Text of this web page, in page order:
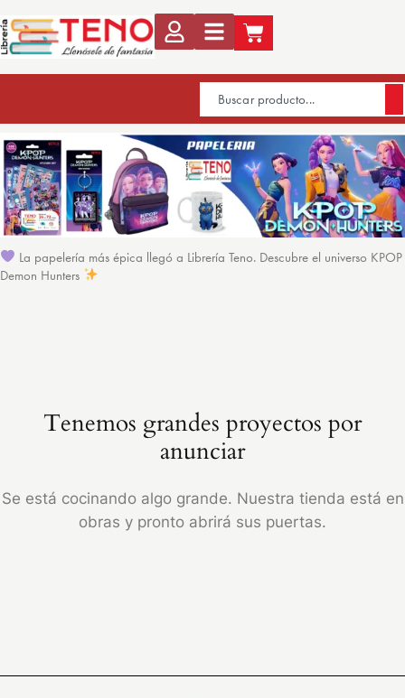
La papelería más épica llegó a Librería Teno. Descubre el universo KPOP
Demon Hunters
Tenemos grandes proyectos por
anunciar
Se está cocinando algo grande. Nuestra tienda está en
obras y pronto abrirá sus puertas.